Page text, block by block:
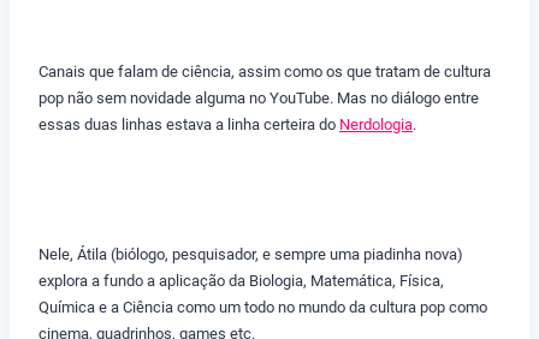
Canais que falam de ciência, assim como os que tratam de cultura
pop não sem novidade alguma no YouTube. Mas no diálogo entre
essas duas linhas estava a linha certeira do Nerdologia.
Nele, Átila (biólogo, pesquisador, e sempre uma piadinha nova)
explora a fundo a aplicação da Biologia, Matemática, Física,
Química e a Ciência como um todo no mundo da cultura pop como
cinema, quadrinhos, games etc.